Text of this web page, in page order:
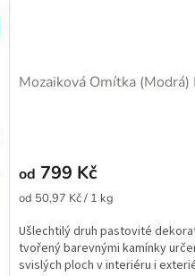
Mozaiková Omítka (Modrá)
od 799 Kč
Měrná
od 50,97 Kč / 1 kg
Ušlechtilý druh pastovité
tvořený barevnými kamínky
svislých ploch v interiéru i